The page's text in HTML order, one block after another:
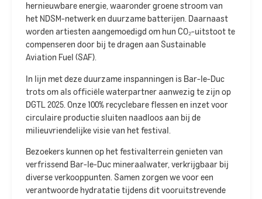
hernieuwbare energie, waaronder groene stroom van
het NDSM-netwerk en duurzame batterijen. Daarnaast
worden artiesten aangemoedigd om hun CO₂-uitstoot te
compenseren door bij te dragen aan Sustainable
Aviation Fuel (SAF).
In lijn met deze duurzame inspanningen is Bar-le-Duc
trots om als officiële waterpartner aanwezig te zijn op
DGTL 2025. Onze 100% recyclebare flessen en inzet voor
circulaire productie sluiten naadloos aan bij de
milieuvriendelijke visie van het festival.​
Bezoekers kunnen op het festivalterrein genieten van
verfrissend Bar-le-Duc mineraalwater, verkrijgbaar bij
diverse verkooppunten. Samen zorgen we voor een
verantwoorde hydratatie tijdens dit vooruitstrevende